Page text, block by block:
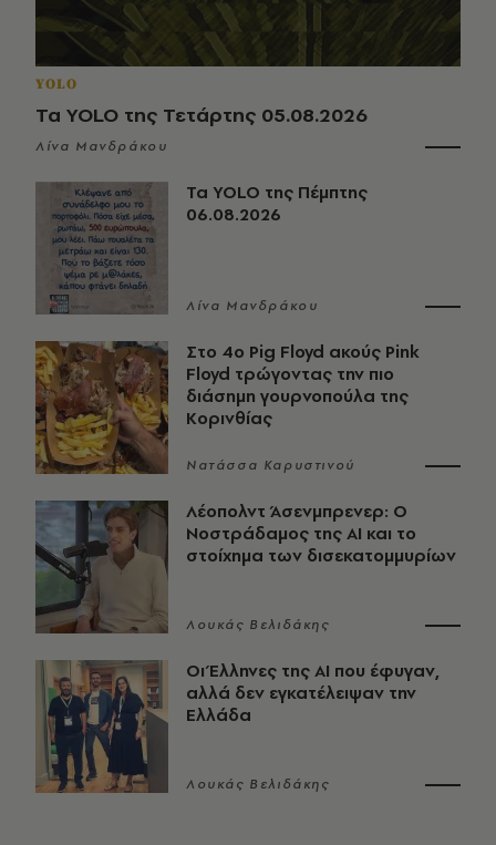
YOLO
Τα YOLO της Τετάρτης 05.08.2026
Λίνα Μανδράκου
Τα YOLO της Πέμπτης
06.08.2026
Λίνα Μανδράκου
Στο 4ο Pig Floyd ακούς Pink
Floyd τρώγοντας την πιο
διάσημη γουρνοπούλα της
Κορινθίας
Νατάσσα Καρυστινού
Λέοπολντ Άσενμπρενερ: Ο
Νοστράδαμος της AI και το
στοίχημα των δισεκατομμυρίων
Λουκάς Βελιδάκης
Οι Έλληνες της ΑΙ που έφυγαν,
αλλά δεν εγκατέλειψαν την
Ελλάδα
Λουκάς Βελιδάκης